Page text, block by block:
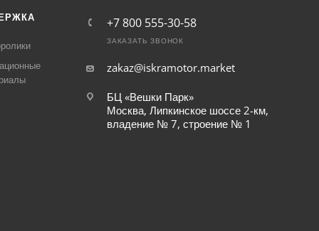
+7 800 555-30-58
ЗАКАЗАТЬ ЗВОНОК
zakaz@iskramotor.market
БЦ «Вешки Парк»
Москва, Липкинское шоссе 2-км,
владение № 7, строение № 1